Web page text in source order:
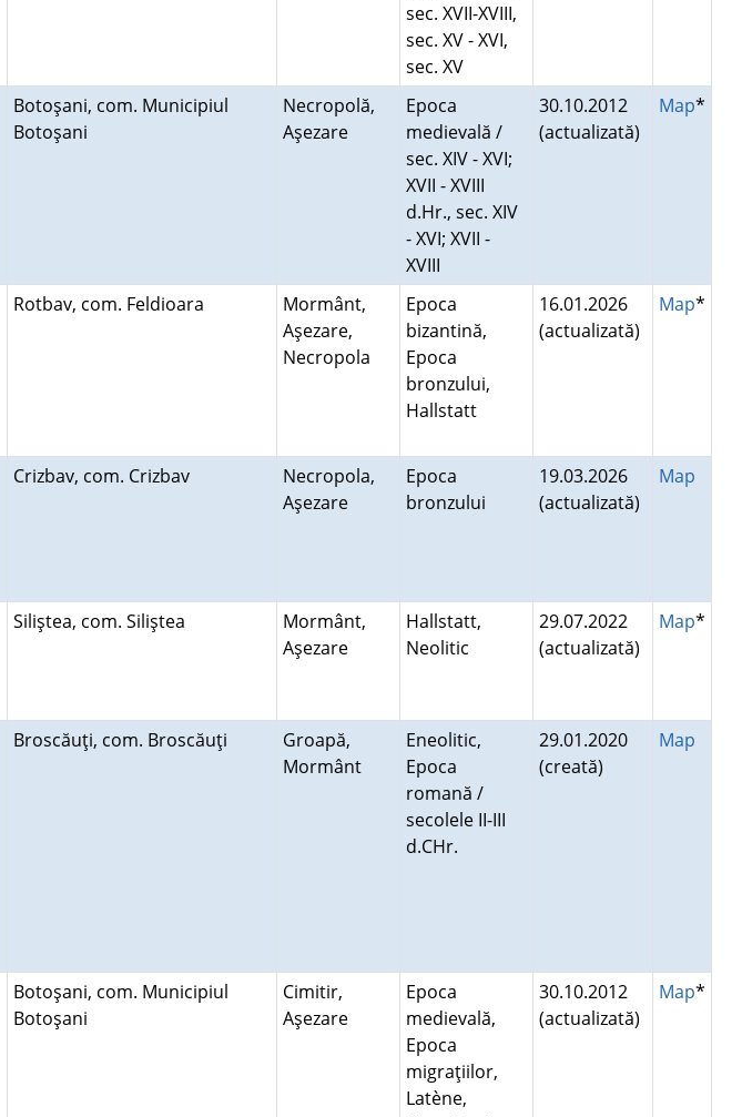
sec. XVII-XVIII,
sec. XV - XVI,
sec. XV
Botoşani, com. Municipiul
Botoşani
Necropolă,
Aşezare
Epoca
medievală /
sec. XIV - XVI;
XVII - XVIII
d.Hr., sec. XIV
- XVI; XVII -
XVIII
30.10.2012
(actualizată)
Map*
Rotbav, com. Feldioara
Mormânt,
Aşezare,
Necropola
Epoca
bizantină,
Epoca
bronzului,
Hallstatt
16.01.2026
(actualizată)
Map*
Crizbav, com. Crizbav
Necropola,
Aşezare
Epoca
bronzului
19.03.2026
(actualizată)
Map
Siliştea, com. Siliştea
Mormânt,
Aşezare
Hallstatt,
Neolitic
29.07.2022
(actualizată)
Map*
Broscăuţi, com. Broscăuţi
Groapă,
Mormânt
Eneolitic,
Epoca
romană /
secolele II-III
d.CHr.
29.01.2020
(creată)
Map
Botoşani, com. Municipiul
Botoşani
Cimitir,
Aşezare
Epoca
medievală,
Epoca
migraţiilor,
Latène,
30.10.2012
(actualizată)
Map*